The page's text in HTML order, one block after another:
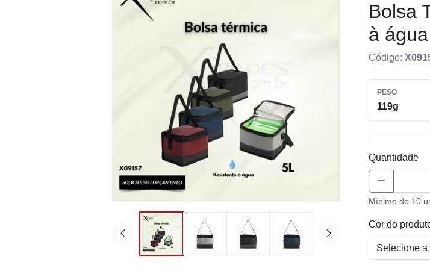
Bolsa
à
Código:
PESO
119g
Quantidade
Mínimo de 10
Cor do